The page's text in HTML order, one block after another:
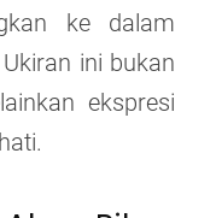
ke dalam
ini bukan
ekspresi